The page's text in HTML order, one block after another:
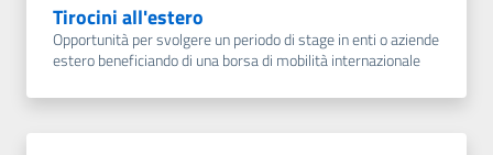
Tirocini all'estero
Opportunità per svolgere un periodo di stage in enti o aziende
estero beneficiando di una borsa di mobilità internazionale